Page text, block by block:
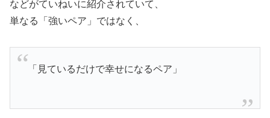
などがていねいに紹介されていて、
単なる「強いペア」ではなく、
「見ているだけで幸せになるペア」